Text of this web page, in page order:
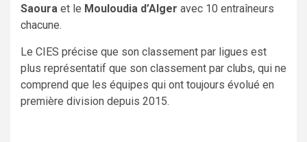
Saoura et le Mouloudia d’Alger avec 10 entraîneurs
chacune.
Le CIES précise que son classement par ligues est
plus représentatif que son classement par clubs, qui ne
comprend que les équipes qui ont toujours évolué en
première division depuis 2015.